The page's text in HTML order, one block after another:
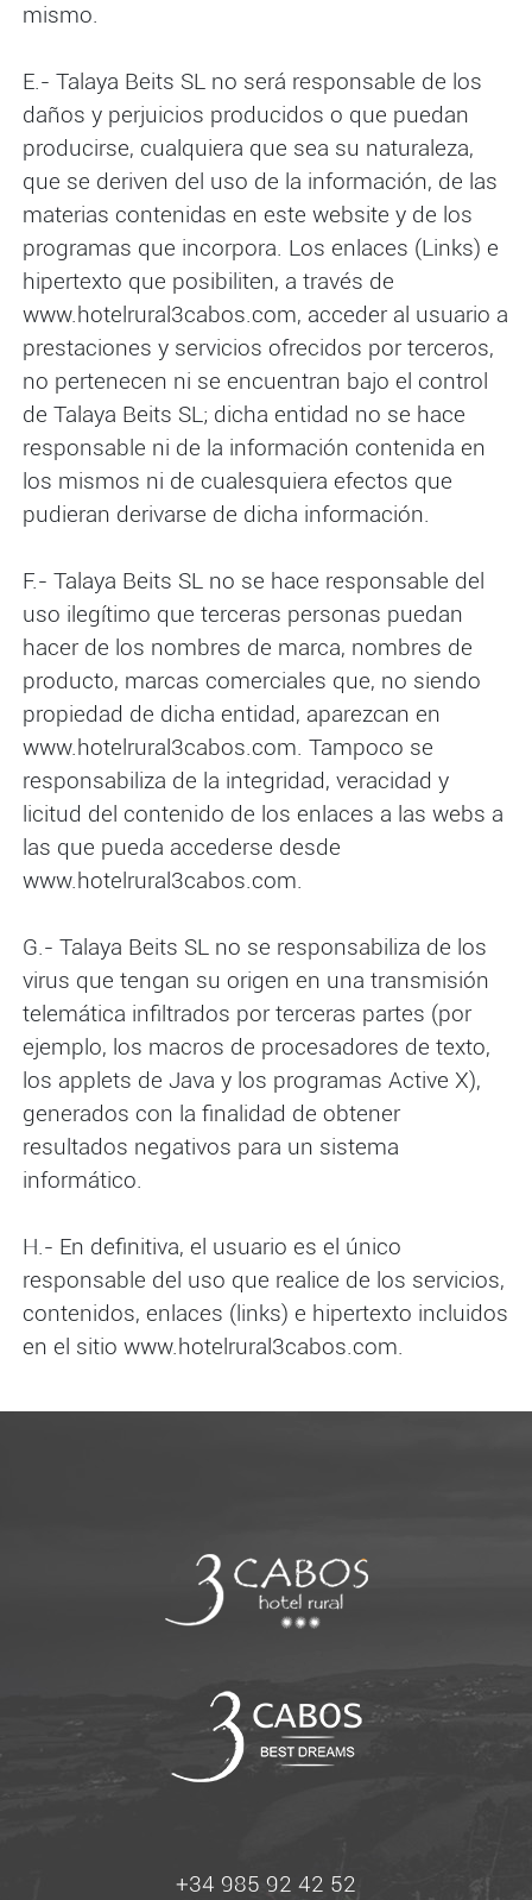
mismo.
E.- Talaya Beits SL no será responsable de los
daños y perjuicios producidos o que puedan
producirse, cualquiera que sea su naturaleza,
que se deriven del uso de la información, de las
materias contenidas en este website y de los
programas que incorpora. Los enlaces (Links) e
hipertexto que posibiliten, a través de
www.hotelrural3cabos.com, acceder al usuario a
prestaciones y servicios ofrecidos por terceros,
no pertenecen ni se encuentran bajo el control
de Talaya Beits SL; dicha entidad no se hace
responsable ni de la información contenida en
los mismos ni de cualesquiera efectos que
pudieran derivarse de dicha información.
F.- Talaya Beits SL no se hace responsable del
uso ilegítimo que terceras personas puedan
hacer de los nombres de marca, nombres de
producto, marcas comerciales que, no siendo
propiedad de dicha entidad, aparezcan en
www.hotelrural3cabos.com. Tampoco se
responsabiliza de la integridad, veracidad y
licitud del contenido de los enlaces a las webs a
las que pueda accederse desde
www.hotelrural3cabos.com.
G.- Talaya Beits SL no se responsabiliza de los
virus que tengan su origen en una transmisión
telemática infiltrados por terceras partes (por
ejemplo, los macros de procesadores de texto,
los applets de Java y los programas Active X),
generados con la finalidad de obtener
resultados negativos para un sistema
informático.
H.- En definitiva, el usuario es el único
responsable del uso que realice de los servicios,
contenidos, enlaces (links) e hipertexto incluidos
en el sitio www.hotelrural3cabos.com.
+34 985 92 42 52